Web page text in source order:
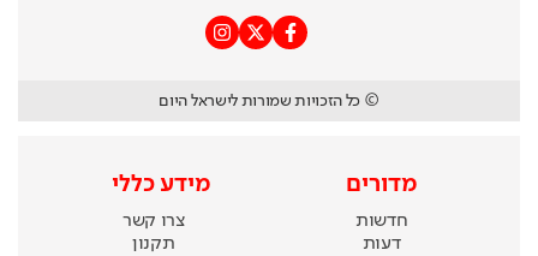
© כל הזכויות שמורות לישראל היום
מדורים
חדשות
דעות
מידע כללי
צרו קשר
תקנון